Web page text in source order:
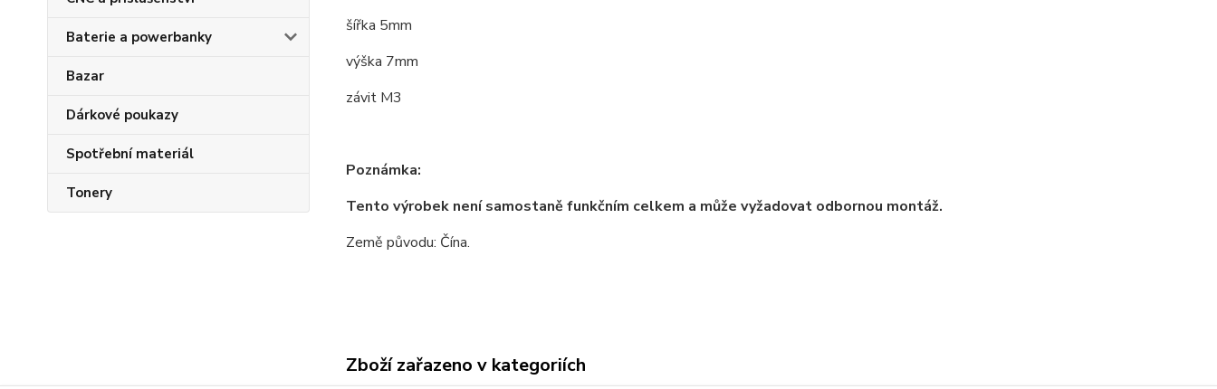
Baterie a powerbanky
Bazar
Dárkové poukazy
Spotřební materiál
Tonery
šířka 5mm
výška 7mm
závit M3
Poznámka:
Tento výrobek není samostaně funkčním celkem a může vyžadovat odbornou montáž.
Země původu: Čína.
Zboží zařazeno v kategoriích